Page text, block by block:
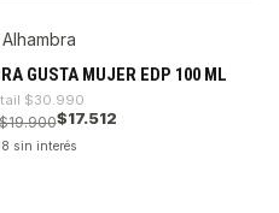
GUSTA MUJER EDP 100 ML
$30.990
$19.900$17.512
sin interés